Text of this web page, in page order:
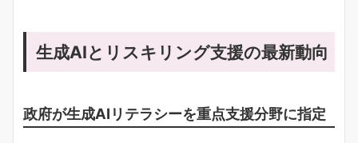
生成AIとリスキリング支援の最新動向
政府が生成AIリテラシーを重点支援分野に指定